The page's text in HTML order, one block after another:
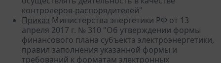
контролеров-распорядителей"
Приказ Министерства энергетики РФ от 13
апреля 2017 г. № 310 "Об утверждении формы
финансового плана субъекта электроэнергетики,
правил заполнения указанной формы и
требований к форматам электронных